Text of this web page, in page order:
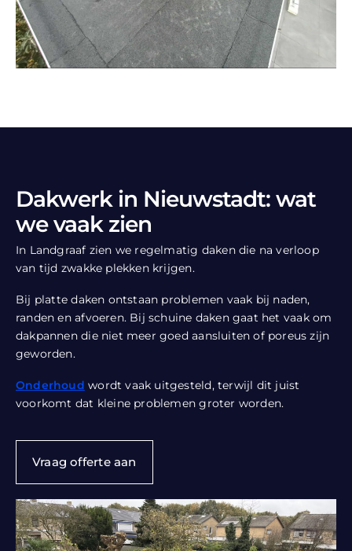
Dakwerk in Nieuwstadt: wat
we vaak zien
In Landgraaf zien we regelmatig daken die na verloop
van tijd zwakke plekken krijgen.
Bij platte daken ontstaan problemen vaak bij naden,
randen en afvoeren. Bij schuine daken gaat het vaak om
dakpannen die niet meer goed aansluiten of poreus zijn
geworden.
Onderhoud wordt vaak uitgesteld, terwijl dit juist
voorkomt dat kleine problemen groter worden.
Vraag offerte aan